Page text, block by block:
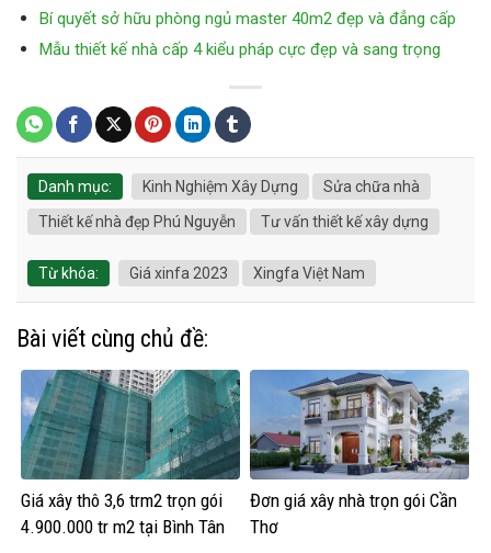
Bí quyết sở hữu phòng ngủ master 40m2 đẹp và đẳng cấp
Mẫu thiết kế nhà cấp 4 kiểu pháp cực đẹp và sang trọng
Danh mục: Kinh Nghiệm Xây Dựng
Sửa chữa nhà
Thiết kế nhà đẹp Phú Nguyễn
Tư vấn thiết kế xây dựng
Từ khóa: Giá xinfa 2023 Xingfa Việt Nam
Bài viết cùng chủ đề:
Giá xây thô 3,6 trm2 trọn gói
4.900.000 tr m2 tại Bình Tân
Đơn giá xây nhà trọn gói Cần
Thơ